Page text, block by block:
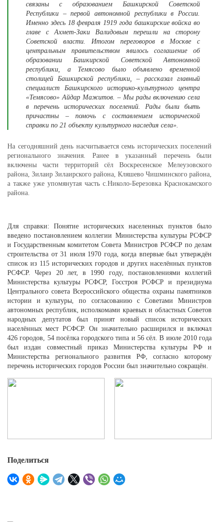
связаны с образованием Башкирской Советской
Республики – первой автономной республики в России.
Именно здесь 18 февраля 1919 года башкирские войска во
главе с Ахмет-Заки Валидовым перешли на сторону
Советской власти. Итогом переговоров в Москве с
центральным правительством явилось соглашение об
образовании Башкирской Советской Автономной
республики, а Темясово было объявлено временной
столицей Башкирской республики, – рассказал главный
специалист Башкирского историко-культурного центра
«Темясово» Айдар Мажитов. – Мы рады включению села
в перечень исторических поселений. Рады были быть
причастны – помочь с составлением исторической
справки по 21 объекту культурного наследия села».
На сегодняшний день насчитывается семь исторических поселений
регионального значения. Ранее в указанный перечень были
включены части территорий сёл Воскресенское Мелеузовского
района, Зилаир Зилаирского района, Кляшево Чишминского района,
а также уже упомянутая часть с.Николо-Березовка Краснокамского
района.
Для справки: Понятие исторических населенных пунктов было
введено постановлением коллегии Министерства культуры РСФСР
и Государственным комитетом Совета Министров РСФСР по делам
строительства от 31 июля 1970 года, когда впервые был утверждён
список из 115 исторических городов и других населённых пунктов
РСФСР. Через 20 лет, в 1990 году, постановлениями коллегий
Министерства культуры РСФСР, Госстроя РСФСР и президиума
Центрального совета Всероссийского общества охраны памятников
истории и культуры, по согласованию с Советами Министров
автономных республик, исполкомами краевых и областных Советов
народных депутатов был принят новый список исторических
населённых мест РСФСР. Он значительно расширился и включал
426 городов, 54 посёлка городского типа и 56 сёл. В июле 2010 года
был издан совместный приказ Министерства культуры РФ и
Министерства регионального развития РФ, согласно которому
перечень исторических городов России был значительно сокращён.
Поделиться